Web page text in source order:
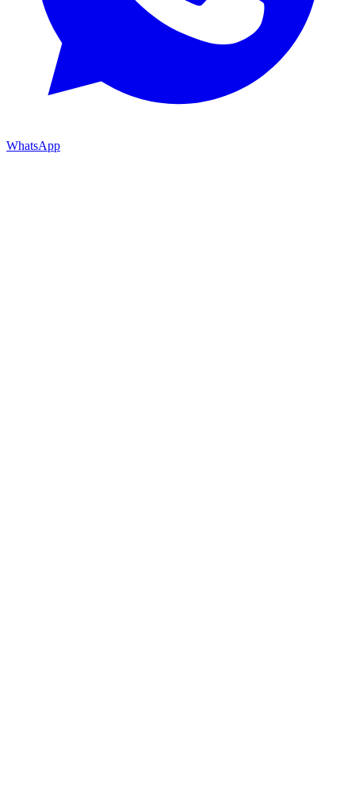
WhatsApp